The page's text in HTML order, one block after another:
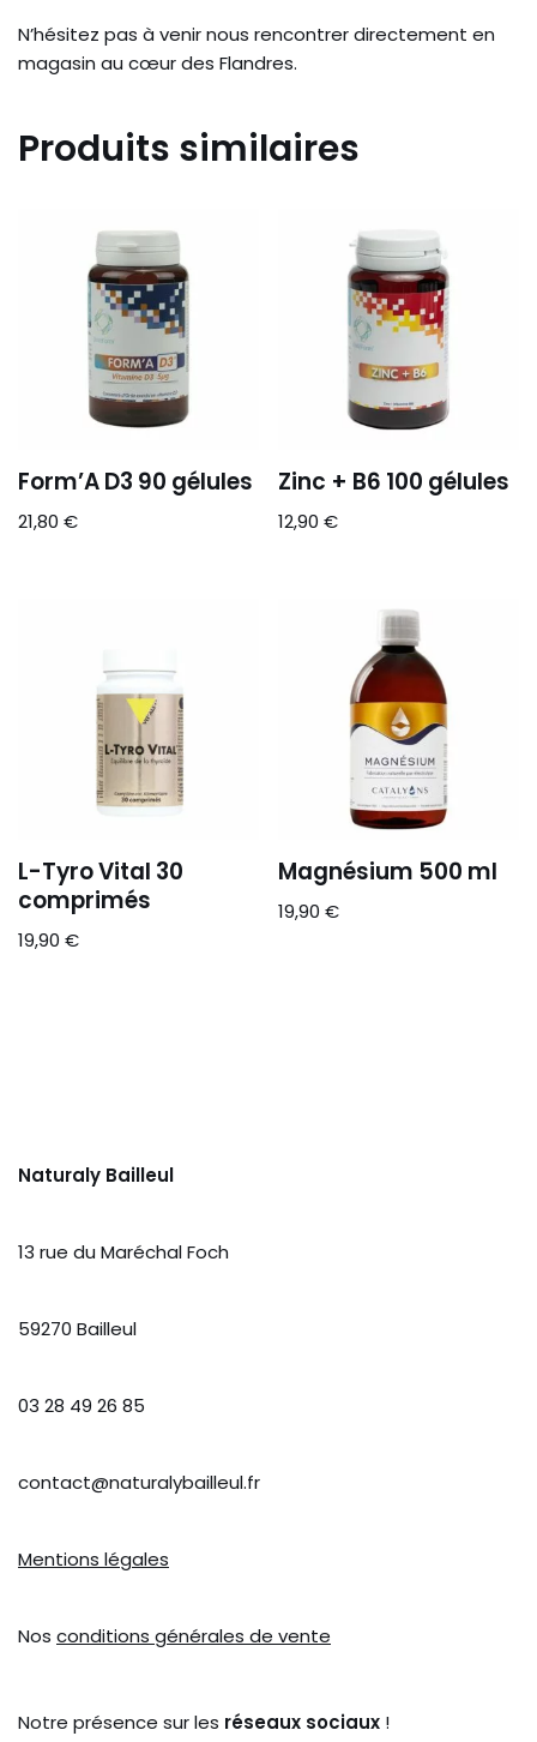
N’hésitez pas à venir nous rencontrer directement en
magasin au cœur des Flandres.
Produits similaires
Form’A D3 90 gélules
21,80 €
Zinc + B6 100 gélules
12,90€
L-Tyro Vital 30
comprimés
19,90 €
Magnésium 500 ml
19,90€
Naturaly Bailleul
13 rue du Maréchal Foch
59270 Bailleul
03 28 49 26 85
contact@naturalybailleul.fr
Mentions légales
Nos conditions générales de vente
Notre présence sur les réseaux sociaux !